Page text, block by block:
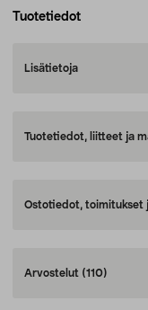
Tuotetiedot
Lisätietoja
Tuotetiedot, liitteet ja
Ostotiedot, toimitukset
Arvostelut (110)